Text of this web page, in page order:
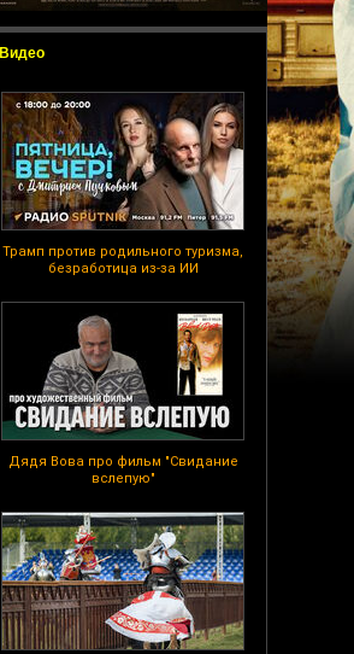
Видео
Трамп против родильного туризма,
безработица из-за ИИ
Дядя Вова про фильм "Свидание
вслепую"